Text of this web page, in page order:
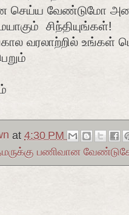
செய்ய வேண்டுமோ
சிந்தியுங்கள்!
வரலாற்றில்
at 4:30 PM
பணிவான